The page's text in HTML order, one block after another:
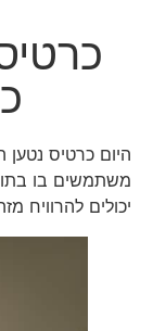
היום כרטיס נטען
משתמשים בו בתור
יכולים להרוויח